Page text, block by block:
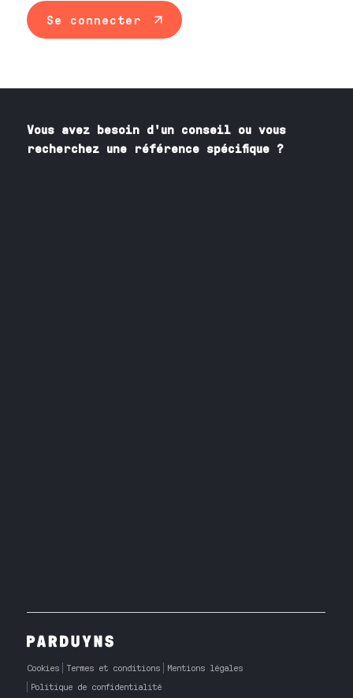
Se connecter
Vous avez besoin d'un conseil ou vous
recherchez une référence spécifique ?
Cookies Termes et conditions
Mentions légales
Politique de confidentialité